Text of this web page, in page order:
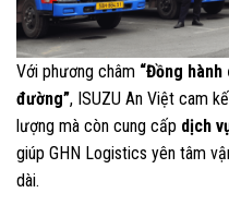
Với phương châm “Đồng
đường”, ISUZU An Việt cam
lượng mà còn cung cấp dịch
giúp GHN Logistics yên tâm
dài.